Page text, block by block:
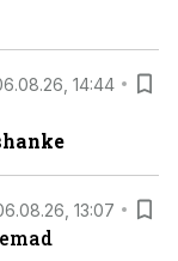
14:44
13:07